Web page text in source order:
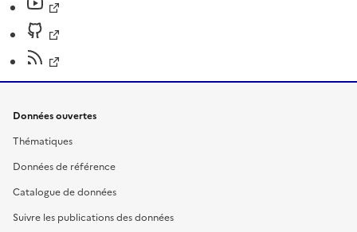
Données ouvertes
Thématiques
Données de référence
Catalogue de données
Suivre les publications des données